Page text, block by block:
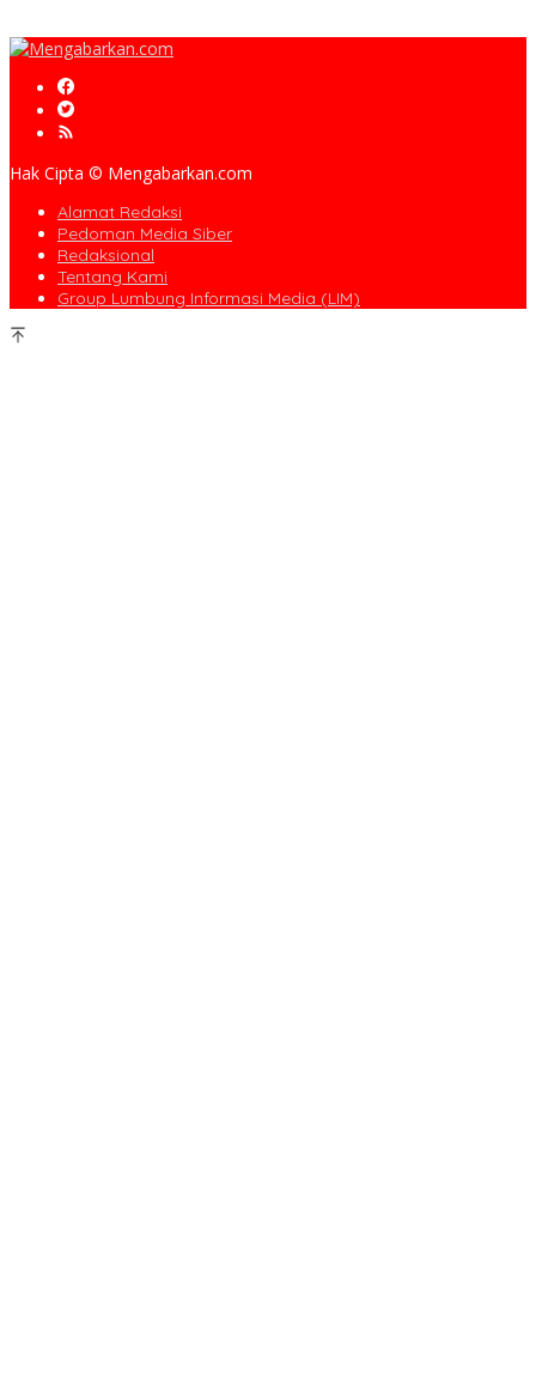
Hak Cipta © Mengabarkan.com
Alamat Redaksi
Pedoman Media Siber
Redaksional
Tentang Kami
Group Lumbung Informasi Media (LIM)